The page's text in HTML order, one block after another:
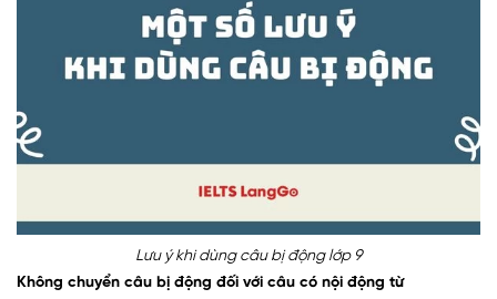
Lưu ý khi dùng câu bị động lớp 9
Không chuyển câu bị động đối với câu có nội động từ